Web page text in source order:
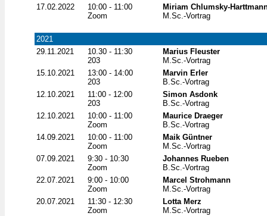
17.02.2022
10:00 - 11:00
Zoom
Miriam Chlumsky-
M.Sc.-Vortrag
2021
29.11.2021
10.30 - 11:30
203
Marius Fleuster
M.Sc.-Vortrag
15.10.2021
13:00 - 14:00
203
Marvin Erler
B.Sc.-Vortrag
12.10.2021
11:00 - 12:00
203
Simon Asdonk
B.Sc.-Vortrag
12.10.2021
10:00 - 11:00
Zoom
Maurice Draeger
B.Sc.-Vortrag
14.09.2021
10:00 - 11:00
Zoom
Maik Güntner
M.Sc.-Vortrag
07.09.2021
9:30 - 10:30
Zoom
Johannes Rueben
B.Sc.-Vortrag
22.07.2021
9:00 - 10:00
Zoom
Marcel Strohmann
M.Sc.-Vortrag
20.07.2021
11:30 - 12:30
Zoom
Lotta Merz
M.Sc.-Vortrag